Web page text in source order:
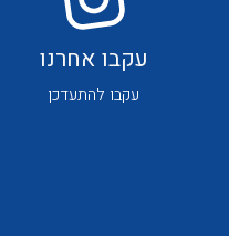
עקבו אחרנו
עקבו להתעדכן